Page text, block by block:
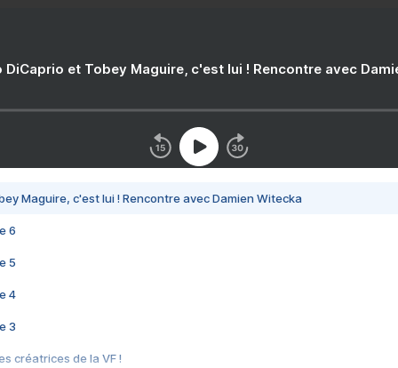
DiCaprio et Tobey Maguire, c'est lui ! Rencontre avec
Maguire, c'est lui ! Rencontre avec Damien Witecka
6
5
4
3
créatrices de la VF !